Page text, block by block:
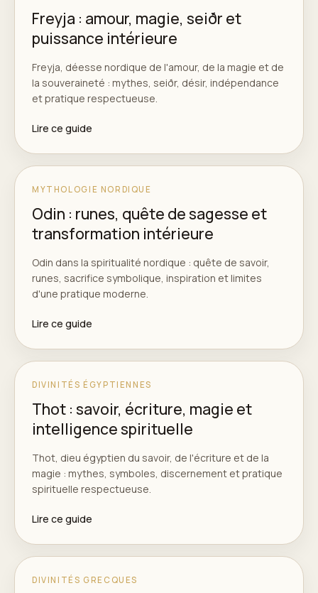
Freyja : amour, magie, seiðr et
puissance intérieure
Freyja, déesse nordique de l'amour, de la magie et de
la souveraineté : mythes, seiðr, désir, indépendance
et pratique respectueuse.
Lire ce guide
MYTHOLOGIE NORDIQUE
Odin : runes, quête de sagesse et
transformation intérieure
Odin dans la spiritualité nordique : quête de savoir,
runes, sacrifice symbolique, inspiration et limites
d'une pratique moderne.
Lire ce guide
DIVINITÉS ÉGYPTIENNES
Thot : savoir, écriture, magie et
intelligence spirituelle
Thot, dieu égyptien du savoir, de l'écriture et de la
magie : mythes, symboles, discernement et pratique
spirituelle respectueuse.
Lire ce guide
DIVINITÉS GRECQUES